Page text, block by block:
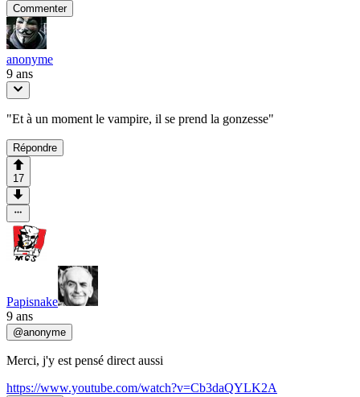
Commenter
anonyme
9 ans
"Et à un moment le vampire, il se prend la gonzesse"
Répondre
17
Papisnake
9 ans
@anonyme
Merci, j'y est pensé direct aussi
https://www.youtube.com/watch?v=Cb3daQYLK2A